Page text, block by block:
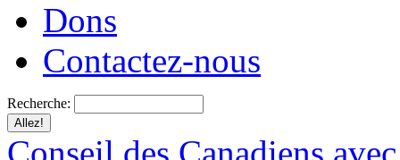
Dons
Contactez-nous
Recherche: